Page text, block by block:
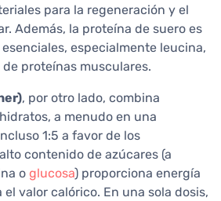
para la regeneración y el
Además, la proteína de suero es
esenciales, especialmente leucina,
proteínas musculares.
, por otro lado, combina
a menudo en una
1:5 a favor de los
contenido de azúcares (a
o glucosa) proporciona energía
valor calórico. En una sola dosis,